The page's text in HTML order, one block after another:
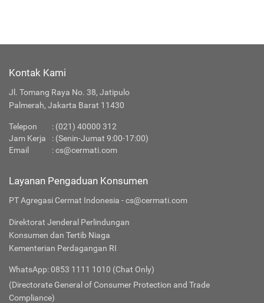
Kontak Kami
Jl. Tomang Raya No. 38, Jatipulo
Palmerah, Jakarta Barat 11430
Telepon : (021) 40000 312
Jam Kerja
: (Senin-Jumat 9:00-17:00)
Email
:cs@cermati.com
Layanan Pengaduan Konsumen
PT Agregasi Cermat Indonesia - cs@cermati.com
Direktorat Jenderal Perlindungan
Konsumen dan Tertib Niaga
Kementerian Perdagangan RI
WhatsApp: 0853 1111 1010 (Chat Only)
(Directorate General of Consumer Protection and Trade
Compliance)